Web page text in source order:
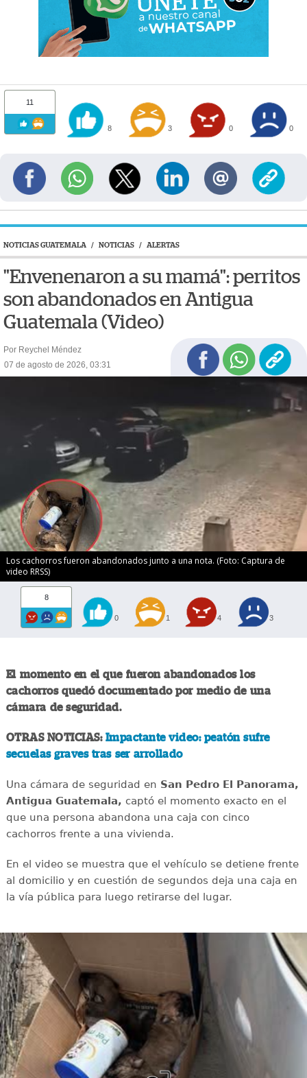
11
8 3 0 0
NOTICIAS GUATEMALA / NOTICIAS / ALERTAS
"Envenenaron a su mamá": perritos
son abandonados en Antigua
Guatemala (Video)
Por Reychel Méndez
07 de agosto de 2026, 03:31
Los cachorros fueron abandonados junto a una nota. (Foto: Captura de
video RRSS)
8
0 1 4 3
El momento en el que fueron abandonados los
cachorros quedó documentado por medio de una
cámara de seguridad.
OTRAS NOTICIAS: Impactante video: peatón sufre
secuelas graves tras ser arrollado
Una cámara de seguridad en San Pedro El Panorama,
Antigua Guatemala, captó el momento exacto en el
que una persona abandona una caja con cinco
cachorros frente a una vivienda.
En el video se muestra que el vehículo se detiene frente
al domicilio y en cuestión de segundos deja una caja en
la vía pública para luego retirarse del lugar.